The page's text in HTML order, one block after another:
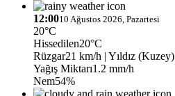
12:0010 Ağustos 2026, Pazartesi
20°C
Hissedilen20°C
Rüzgar21 km/h | Yıldız (Kuzey)
Yağış Miktarı1.2 mm/h
Nem54%